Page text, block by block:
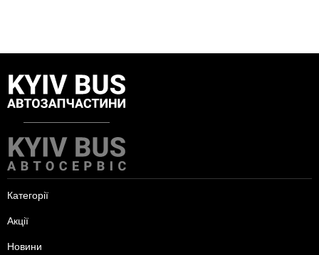
Категорії
Акції
Новини